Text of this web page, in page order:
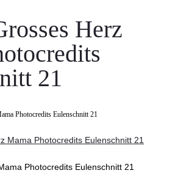
Herz
21
Photocredits Eulenschnitt 21
Photocredits Eulenschnitt 21